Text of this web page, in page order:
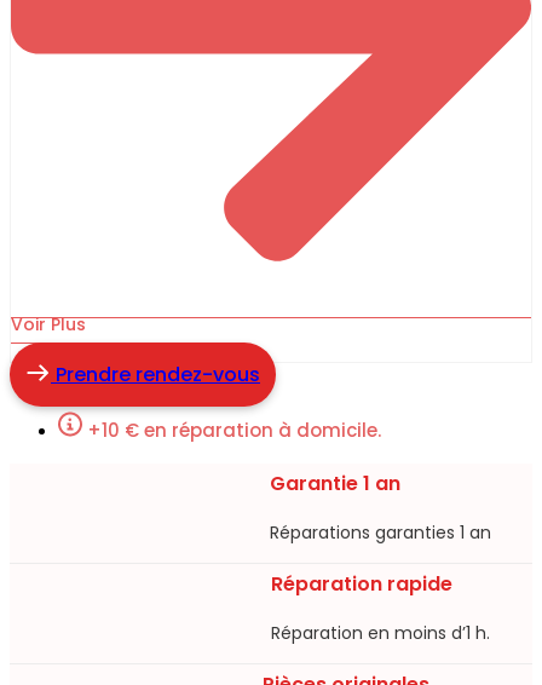
Voir Plus
Prendre rendez-vous
+10 € en réparation à domicile.
Garantie 1 an
Réparations garanties 1 an​
Réparation rapide
Réparation en moins d’1 h.​